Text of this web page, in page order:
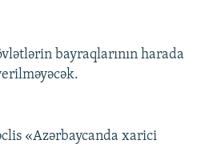
bayraqlarının harada
«Azərbaycanda xarici